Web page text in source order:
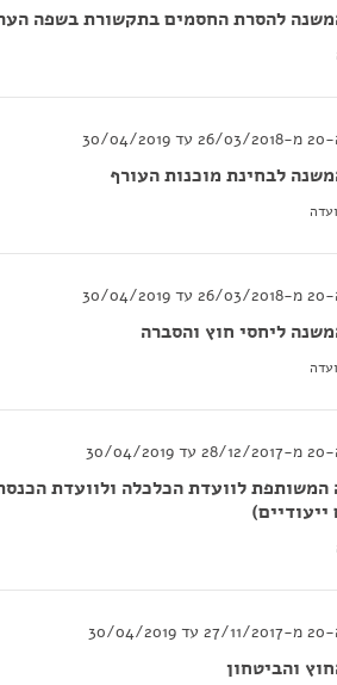
להסרת החסמים בתקשורת בשפה
לבחינת מוכנות העורף
ליחסי חוץ והסברה
המשותפת לוועדת הכלכלה ולוועדת
ייעודיים)
והביטחון